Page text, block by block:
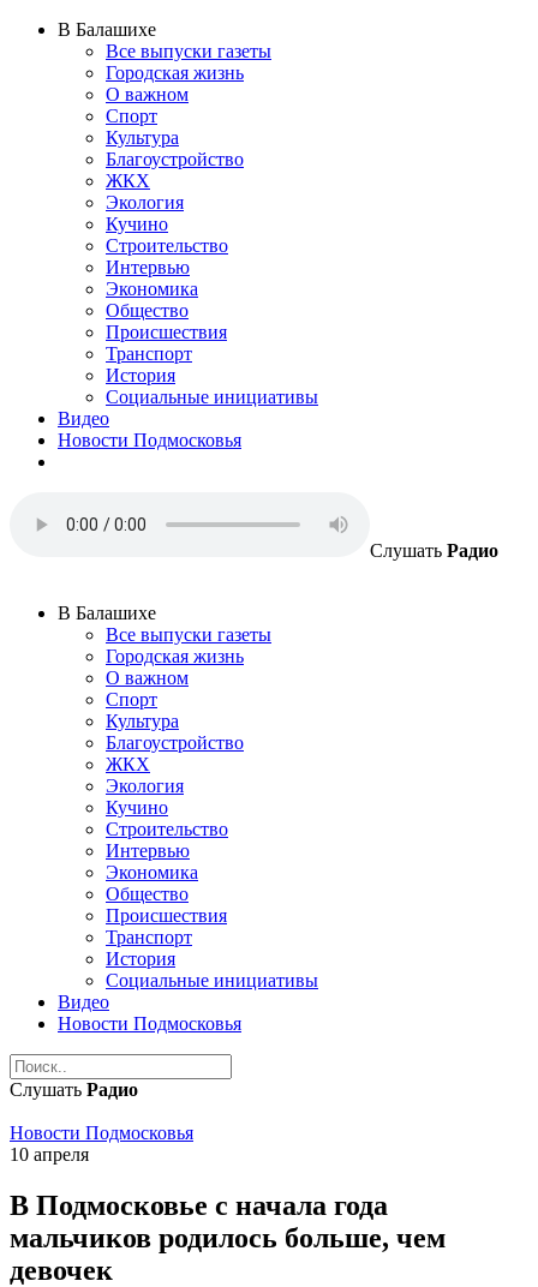
В Балашихе
Все выпуски газеты
Городская жизнь
О важном
Спорт
Культура
Благоустройство
ЖКХ
Экология
Кучино
Строительство
Интервью
Экономика
Общество
Происшествия
Транспорт
История
Социальные инициативы
Видео
Новости Подмосковья
Слушать Радио
В Балашихе
Все выпуски газеты
Городская жизнь
О важном
Спорт
Культура
Благоустройство
ЖКХ
Экология
Кучино
Строительство
Интервью
Экономика
Общество
Происшествия
Транспорт
История
Социальные инициативы
Видео
Новости Подмосковья
Слушать Радио
Новости Подмосковья
10 апреля
В Подмосковье с начала года
мальчиков родилось больше, чем
девочек